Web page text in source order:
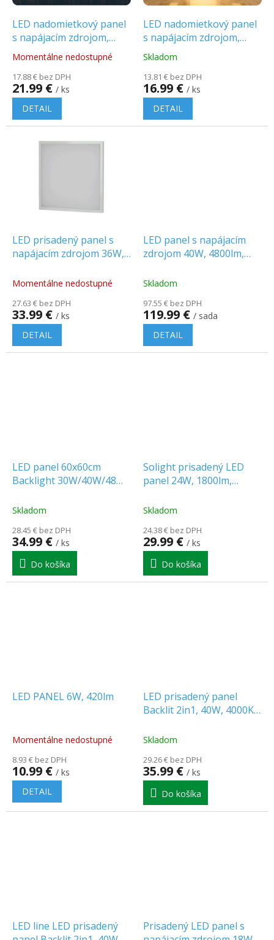
u
LED nadomietkový panel
s napájacím zdrojom,
18W, 1440lm, štvorcový,
PREMIUM
Priemerné
produktu
je
5.0
5
hviezdičiek.
Momentálne nedostupné
17.88 € bez DPH
21.99 € / ks
DETAIL
LED nadomietkový panel
s napájacím zdrojom,
12W, 900lm, štvorcový
Priemerné
produktu
je
5.0
5
Skladom
13.81 € bez DPH
16.99 € / ks
DETAIL
LED prisadený panel s
napájacím zdrojom 36W,
Momentálne nedostupné
27.63 € bez DPH
33.99 € / ks
DETAIL
LED panel s napájacím
zdrojom 40W, 4800lm,
PACK!
Skladom
97.55 € bez DPH
119.99 € / sada
DETAIL
LED panel 60x60cm
Backlight 30W/40W/48W,
3000/4000/6000K, IP20
Skladom
28.45 € bez DPH
34.99 € / ks
Do košíka
Solight prisadený LED
panel 24W, 1800lm,
[WD175]
Skladom
24.38 € bez DPH
29.99 € / ks
Do košíka
LED PANEL 6W, 420lm
Momentálne nedostupné
8.93 € bez DPH
10.99 € / ks
DETAIL
LED prisadený panel
Backlit 2in1, 40W, 4000K
čierny [203938]
Skladom
29.26 € bez DPH
35.99 € / ks
Do košíka
LED line LED prisadený
Prisadený LED panel s